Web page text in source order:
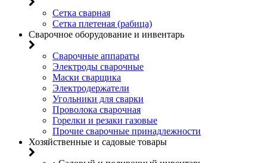
Сетка сварная
Сетка плетеная (рабица)
Сварочное оборудование и инвентарь
Сварочные аппараты
Электроды сварочные
Маски сварщика
Электродержатели
Угольники для сварки
Проволока сварочная
Горелки и резаки газовые
Прочие сварочные принадлежности
Хозяйственные и садовые товары